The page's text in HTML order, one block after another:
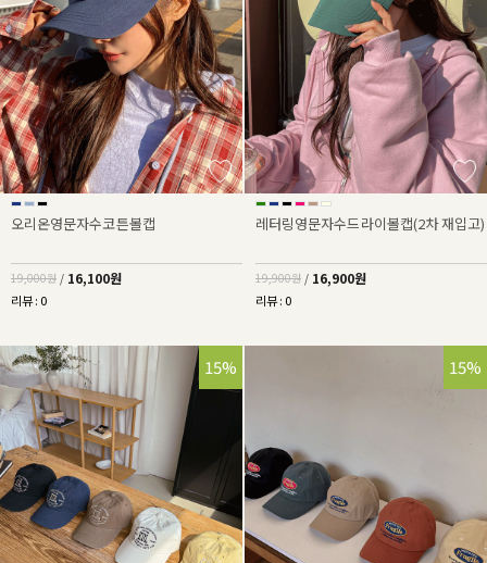
오리온영문자수코튼볼캡
19,000원 / 16,100원
리뷰 : 0
레터링영문자수드라이볼캡(2차 재입고)
19,900원 / 16,900원
리뷰 : 0
15% 15%